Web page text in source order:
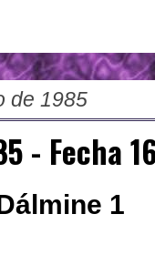
de 1985
- Fecha
1